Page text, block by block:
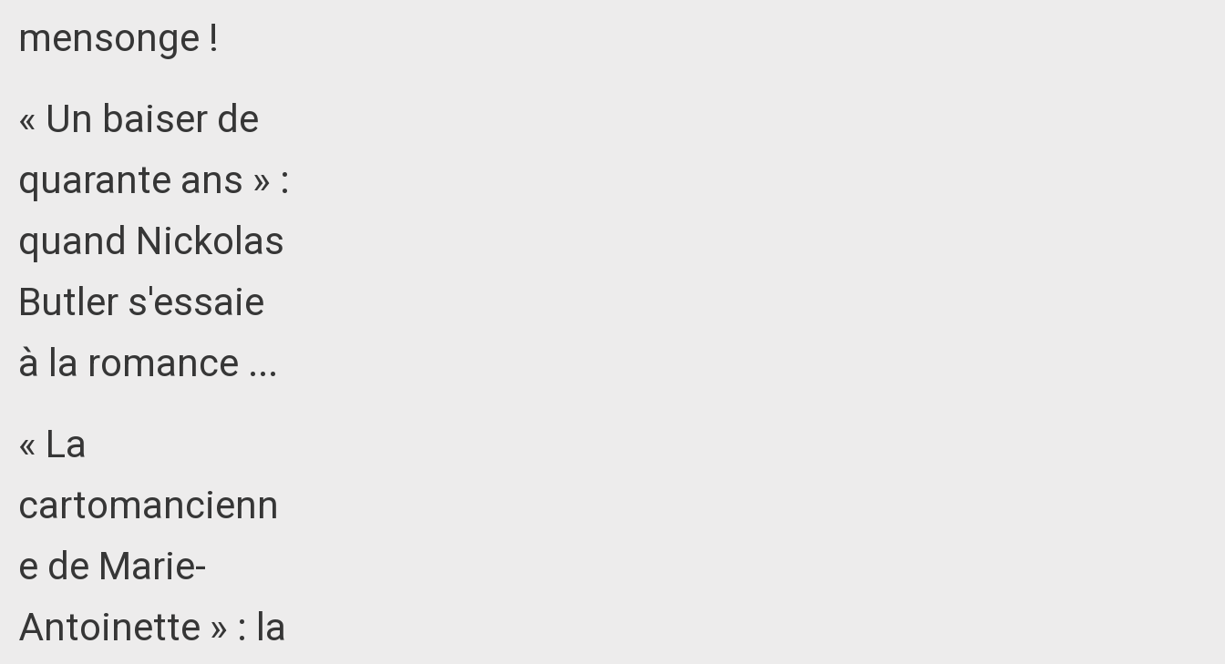
mensonge !
« Un baiser de
quarante ans » :
quand Nickolas
Butler s'essaie
à la romance ...
« La
cartomancienn
e de Marie-
Antoinette » : la